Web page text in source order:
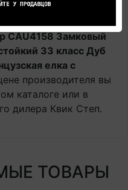
CAU4158 Замковый
33 класс Дуб
елка с
производителя вы
каталоге или в
дилера Квик Степ.
ТОВАРЫ